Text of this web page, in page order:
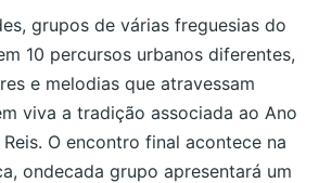
grupos de várias freguesias do
10 percursos urbanos diferentes,
e melodias que atravessam
viva a tradição associada ao Ano
O encontro final acontece na
ondecada grupo apresentará um